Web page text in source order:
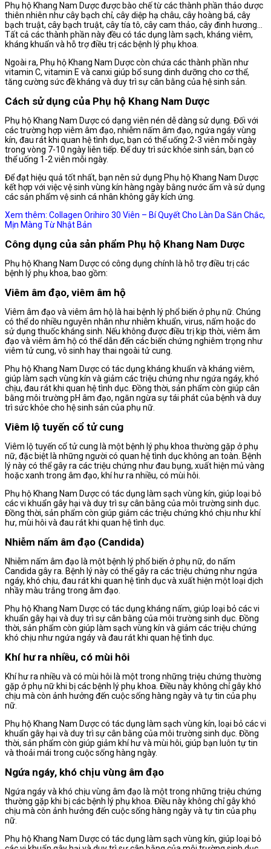
Phụ hộ Khang Nam Dược được bào chế từ các thành phần thảo dược
thiên nhiên như cây bạch chỉ, cây diệp hạ châu, cây hoàng bá, cây
bạch truật, cây bạch truật, cây tía tô, cây cam thảo, cây đinh hương…
Tất cả các thành phần này đều có tác dụng làm sạch, kháng viêm,
kháng khuẩn và hỗ trợ điều trị các bệnh lý phụ khoa.
Ngoài ra, Phụ hộ Khang Nam Dược còn chứa các thành phần như
vitamin C, vitamin E và canxi giúp bổ sung dinh dưỡng cho cơ thể,
tăng cường sức đề kháng và duy trì sự cân bằng của hệ sinh sản.
Cách sử dụng của Phụ hộ Khang Nam Dược
Phụ hộ Khang Nam Dược có dạng viên nén dễ dàng sử dụng. Đối với
các trường hợp viêm âm đạo, nhiễm nấm âm đạo, ngứa ngáy vùng
kín, đau rát khi quan hệ tình dục, bạn có thể uống 2-3 viên mỗi ngày
trong vòng 7-10 ngày liên tiếp. Để duy trì sức khỏe sinh sản, bạn có
thể uống 1-2 viên mỗi ngày.
Để đạt hiệu quả tốt nhất, bạn nên sử dụng Phụ hộ Khang Nam Dược
kết hợp với việc vệ sinh vùng kín hàng ngày bằng nước ấm và sử dụng
các sản phẩm vệ sinh cá nhân không gây kích ứng.
Xem thêm: Collagen Orihiro 30 Viên – Bí Quyết Cho Làn Da Săn Chắc,
Mịn Màng Từ Nhật Bản
Công dụng của sản phẩm Phụ hộ Khang Nam Dược
Phụ hộ Khang Nam Dược có công dụng chính là hỗ trợ điều trị các
bệnh lý phụ khoa, bao gồm:
Viêm âm đạo, viêm âm hộ
Viêm âm đạo và viêm âm hộ là hai bệnh lý phổ biến ở phụ nữ. Chúng
có thể do nhiều nguyên nhân như nhiễm khuẩn, virus, nấm hoặc do
sử dụng thuốc kháng sinh. Nếu không được điều trị kịp thời, viêm âm
đạo và viêm âm hộ có thể dẫn đến các biến chứng nghiêm trọng như
viêm tử cung, vô sinh hay thai ngoài tử cung.
Phụ hộ Khang Nam Dược có tác dụng kháng khuẩn và kháng viêm,
giúp làm sạch vùng kín và giảm các triệu chứng như ngứa ngáy, khó
chịu, đau rát khi quan hệ tình dục. Đồng thời, sản phẩm còn giúp cân
bằng môi trường pH âm đạo, ngăn ngừa sự tái phát của bệnh và duy
trì sức khỏe cho hệ sinh sản của phụ nữ.
Viêm lộ tuyến cổ tử cung
Viêm lộ tuyến cổ tử cung là một bệnh lý phụ khoa thường gặp ở phụ
nữ, đặc biệt là những người có quan hệ tình dục không an toàn. Bệnh
lý này có thể gây ra các triệu chứng như đau bụng, xuất hiện mủ vàng
hoặc xanh trong âm đạo, khí hư ra nhiều, có mùi hôi.
Phụ hộ Khang Nam Dược có tác dụng làm sạch vùng kín, giúp loại bỏ
các vi khuẩn gây hại và duy trì sự cân bằng của môi trường sinh dục.
Đồng thời, sản phẩm còn giúp giảm các triệu chứng khó chịu như khí
hư, mùi hôi và đau rát khi quan hệ tình dục.
Nhiễm nấm âm đạo (Candida)
Nhiễm nấm âm đạo là một bệnh lý phổ biến ở phụ nữ, do nấm
Candida gây ra. Bệnh lý này có thể gây ra các triệu chứng như ngứa
ngáy, khó chịu, đau rát khi quan hệ tình dục và xuất hiện một loại dịch
nhầy màu trắng trong âm đạo.
Phụ hộ Khang Nam Dược có tác dụng kháng nấm, giúp loại bỏ các vi
khuẩn gây hại và duy trì sự cân bằng của môi trường sinh dục. Đồng
thời, sản phẩm còn giúp làm sạch vùng kín và giảm các triệu chứng
khó chịu như ngứa ngáy và đau rát khi quan hệ tình dục.
Khí hư ra nhiều, có mùi hôi
Khí hư ra nhiều và có mùi hôi là một trong những triệu chứng thường
gặp ở phụ nữ khi bị các bệnh lý phụ khoa. Điều này không chỉ gây khó
chịu mà còn ảnh hưởng đến cuộc sống hàng ngày và tự tin của phụ
nữ.
Phụ hộ Khang Nam Dược có tác dụng làm sạch vùng kín, loại bỏ các vi
khuẩn gây hại và duy trì sự cân bằng của môi trường sinh dục. Đồng
thời, sản phẩm còn giúp giảm khí hư và mùi hôi, giúp bạn luôn tự tin
và thoải mái trong cuộc sống hàng ngày.
Ngứa ngáy, khó chịu vùng âm đạo
Ngứa ngáy và khó chịu vùng âm đạo là một trong những triệu chứng
thường gặp khi bị các bệnh lý phụ khoa. Điều này không chỉ gây khó
chịu mà còn ảnh hưởng đến cuộc sống hàng ngày và tự tin của phụ
nữ.
Phụ hộ Khang Nam Dược có tác dụng làm sạch vùng kín, giúp loại bỏ